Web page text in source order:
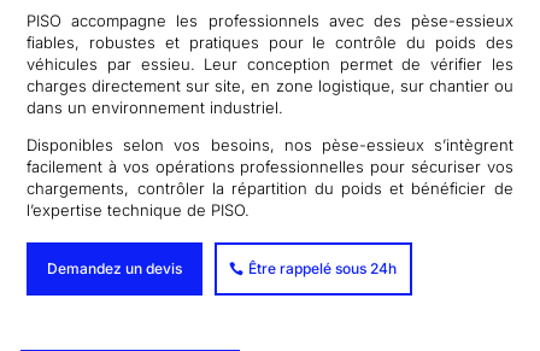
PISO accompagne les professionnels avec des pèse-essieux
fiables, robustes et pratiques pour le contrôle du poids des
véhicules par essieu. Leur conception permet de vérifier les
charges directement sur site, en zone logistique, sur chantier ou
dans un environnement industriel.
Disponibles selon vos besoins, nos pèse-essieux s’intègrent
facilement à vos opérations professionnelles pour sécuriser vos
chargements, contrôler la répartition du poids et bénéficier de
l’expertise technique de PISO.
Demandez un devis Être rappelé sous 24h